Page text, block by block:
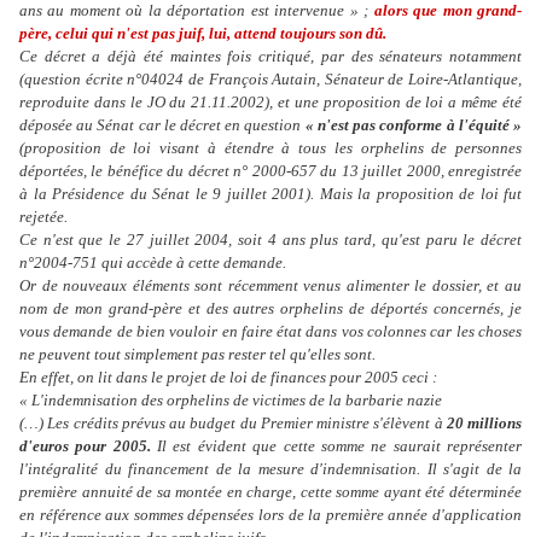
ans au moment où la déportation est intervenue » ; alors que mon grand-
père, celui qui n'est pas juif, lui, attend toujours son dû.
Ce décret a déjà été maintes fois critiqué, par des sénateurs notamment
(question écrite n°04024 de François Autain, Sénateur de Loire-Atlantique,
reproduite dans le JO du 21.11.2002), et une proposition de loi a même été
déposée au Sénat car le décret en question « n'est pas conforme à l'équité »
(proposition de loi visant à étendre à tous les orphelins de personnes
déportées, le bénéfice du décret n° 2000-657 du 13 juillet 2000, enregistrée
à la Présidence du Sénat le 9 juillet 2001). Mais la proposition de loi fut
rejetée.
Ce n'est que le 27 juillet 2004, soit 4 ans plus tard, qu'est paru le décret
n°2004-751 qui accède à cette demande.
Or de nouveaux éléments sont récemment venus alimenter le dossier, et au
nom de mon grand-père et des autres orphelins de déportés concernés, je
vous demande de bien vouloir en faire état dans vos colonnes car les choses
ne peuvent tout simplement pas rester tel qu'elles sont.
En effet, on lit dans le projet de loi de finances pour 2005 ceci :
« L'indemnisation des orphelins de victimes de la barbarie nazie
(…) Les crédits prévus au budget du Premier ministre s'élèvent à 20 millions
d'euros pour 2005. Il est évident que cette somme ne saurait représenter
l'intégralité du financement de la mesure d'indemnisation. Il s'agit de la
première annuité de sa montée en charge, cette somme ayant été déterminée
en référence aux sommes dépensées lors de la première année d'application